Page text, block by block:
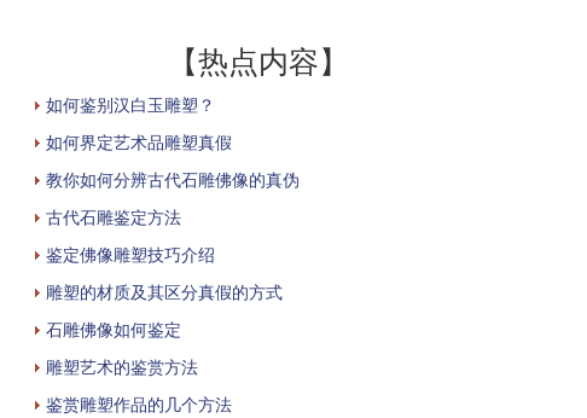
【热点内容】
如何鉴别汉白玉雕塑？
如何界定艺术品雕塑真假
教你如何分辨古代石雕佛像的真伪
古代石雕鉴定方法
鉴定佛像雕塑技巧介绍
雕塑的材质及其区分真假的方式
石雕佛像如何鉴定
雕塑艺术的鉴赏方法
鉴赏雕塑作品的几个方法